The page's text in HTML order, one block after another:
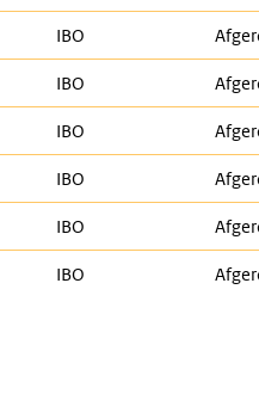
IBO
IBO
IBO
IBO
IBO
IBO